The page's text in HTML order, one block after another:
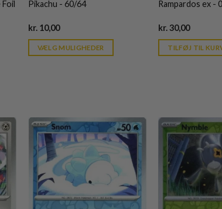
Pikachu - 60/64
kr.10,00Current
is:
kr. 39,95.
VÆLG MULIGHEDER
Rampardos ex -
kr.30,00Current
is:
kr. 39,95.
TILFØJ TIL